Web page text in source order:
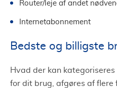
Router/leje af andet
Internetabonnement
Bedste og billigste
Hvad der kan
for dit brug, afgøres af flere